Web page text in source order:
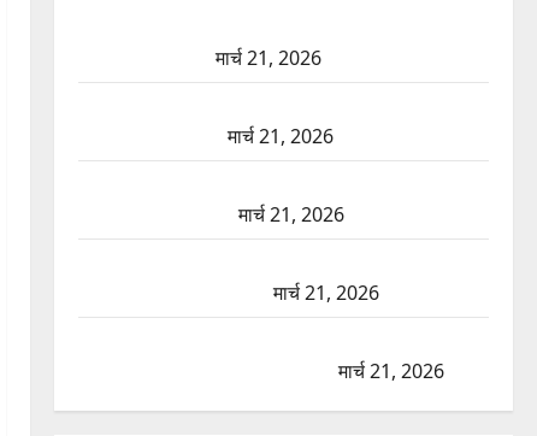
मार्च 21, 2026
मार्च 21, 2026
मार्च 21, 2026
मार्च 21, 2026
मार्च 21, 2026